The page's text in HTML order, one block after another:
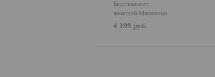
Бюстгальтер
женский Милавица
119141
4 199 руб.